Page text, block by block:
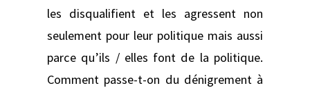
les disqualifient et les agressent non
seulement pour leur politique mais aussi
parce qu’ils / elles font de la politique.
Comment passe-t-on du dénigrement à